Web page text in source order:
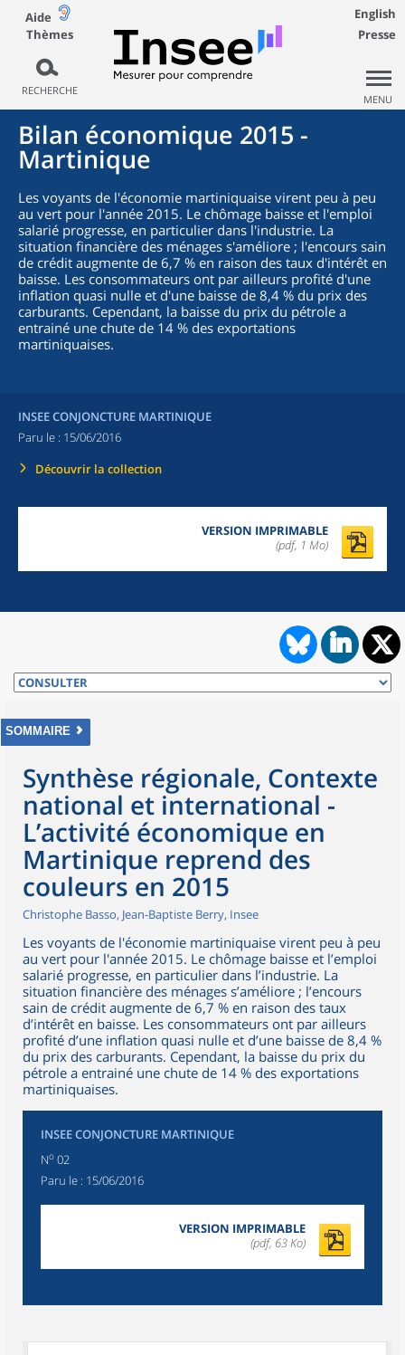
Aide
Thèmes
RECHERCHE
English
Presse
MENU
Bilan économique 2015 -
Martinique
Les voyants de l'économie martiniquaise virent peu à peu
au vert pour l'année 2015. Le chômage baisse et l'emploi
salarié progresse, en particulier dans l'industrie. La
situation financière des ménages s'améliore ; l'encours sain
de crédit augmente de 6,7 % en raison des taux d'intérêt en
baisse. Les consommateurs ont par ailleurs profité d'une
inflation quasi nulle et d'une baisse de 8,4 % du prix des
carburants. Cependant, la baisse du prix du pétrole a
entrainé une chute de 14 % des exportations
martiniquaises.
INSEE CONJONCTURE MARTINIQUE
Paru le : 15/06/2016
Découvrir la collection
VERSION IMPRIMABLE
(pdf, 1 Mo)
SOMMAIRE
Synthèse régionale, Contexte
national et international -
L’activité économique en
Martinique reprend des
couleurs en 2015
Christophe Basso, Jean-Baptiste Berry, Insee
Les voyants de l'économie martiniquaise virent peu à peu
au vert pour l'année 2015. Le chômage baisse et l’emploi
salarié progresse, en particulier dans l’industrie. La
situation financière des ménages s’améliore ; l’encours
sain de crédit augmente de 6,7 % en raison des taux
d’intérêt en baisse. Les consommateurs ont par ailleurs
profité d’une inflation quasi nulle et d’une baisse de 8,4 %
du prix des carburants. Cependant, la baisse du prix du
pétrole a entrainé une chute de 14 % des exportations
martiniquaises.
INSEE CONJONCTURE MARTINIQUE
No 02
Paru le : 15/06/2016
VERSION IMPRIMABLE
(pdf, 63 Ko)